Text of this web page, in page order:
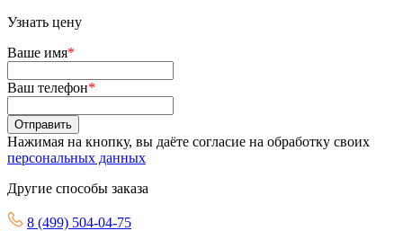
Узнать цену
Ваше имя*
Ваш телефон*
Нажимая на кнопку, вы даёте согласие на обработку своих
персональных данных
Другие способы заказа
8 (499) 504-04-75